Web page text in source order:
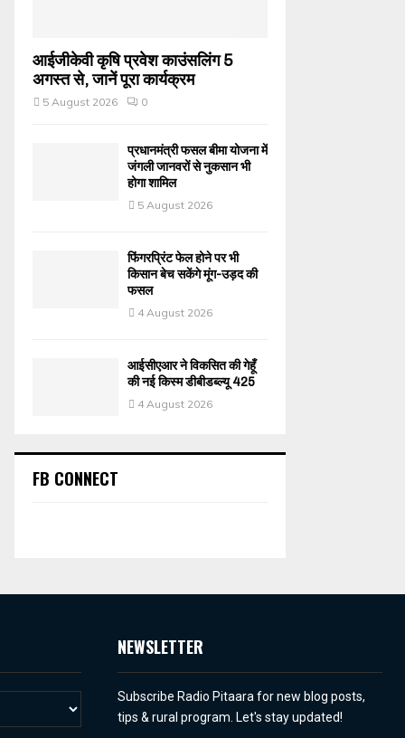
आईजीकेवी कृषि प्रवेश काउंसलिंग 5
अगस्त से, जानें पूरा कार्यक्रम
5 August 2026 0
प्रधानमंत्री फसल बीमा योजना में
जंगली जानवरों से नुकसान भी
होगा शामिल
5 August 2026
फिंगरप्रिंट फेल होने पर भी
किसान बेच सकेंगे मूंग-उड़द की
फसल
4 August 2026
आईसीएआर ने विकसित की गेहूँ
की नई किस्म डीबीडब्ल्यू 425
4 August 2026
FB CONNECT
NEWSLETTER
Subscribe Radio Pitaara for new blog posts,
tips & rural program. Let's stay updated!